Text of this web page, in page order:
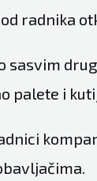
radnika
sasvim
palete i